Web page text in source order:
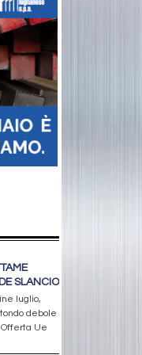
SLANCIO
luglio,
debole
Ue